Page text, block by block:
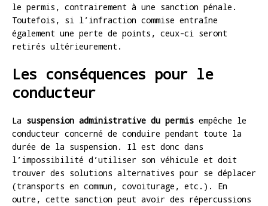
le permis, contrairement à une sanction pénale.
Toutefois, si l’infraction commise entraîne
également une perte de points, ceux-ci seront
retirés ultérieurement.
Les conséquences pour le
conducteur
La suspension administrative du permis empêche le
conducteur concerné de conduire pendant toute la
durée de la suspension. Il est donc dans
l’impossibilité d’utiliser son véhicule et doit
trouver des solutions alternatives pour se déplacer
(transports en commun, covoiturage, etc.). En
outre, cette sanction peut avoir des répercussions